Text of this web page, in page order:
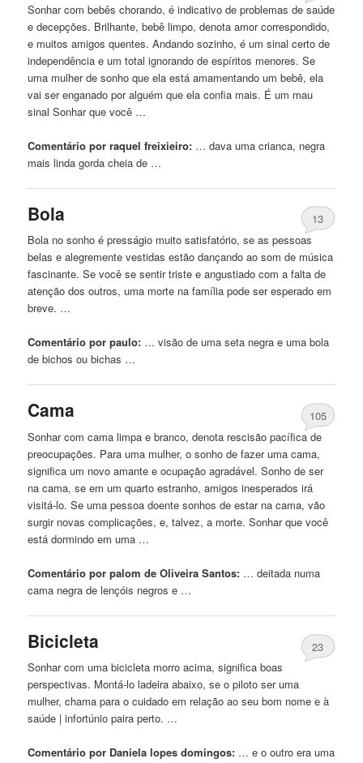
Sonhar com bebês chorando, é indicativo de problemas de saúde
e decepções. Brilhante, bebê limpo, denota amor correspondido,
e muitos amigos quentes. Andando sozinho, é um sinal certo de
independência e um total ignorando de espíritos menores. Se
uma mulher de sonho que ela está amamentando um bebê, ela
vai ser enganado por alguém que ela confia mais. É um mau
sinal Sonhar que você …
Comentário por raquel freixieiro: … dava uma crianca, negra
mais linda gorda cheia de …
Bola
13
Bola no sonho é presságio muito satisfatório, se as pessoas
belas e alegremente vestidas estão dançando ao som de música
fascinante. Se você se sentir triste e angustiado com a falta de
atenção dos outros, uma morte na família pode ser esperado em
breve. …
Comentário por paulo: … visão de uma seta negra e uma bola
de bichos ou bichas …
Cama
105
Sonhar com cama limpa e branco, denota rescisão pacífica de
preocupações. Para uma mulher, o sonho de fazer uma cama,
significa um novo amante e ocupação agradável. Sonho de ser
na cama, se em um quarto estranho, amigos inesperados irá
visitá-lo. Se uma pessoa doente sonhos de estar na cama, vão
surgir novas complicações, e, talvez, a morte. Sonhar que você
está dormindo em uma …
Comentário por palom de Oliveira Santos: … deitada numa
cama negra de lençóis negros e …
Bicicleta
23
Sonhar com uma bicicleta morro acima, significa boas
perspectivas. Montá-lo ladeira abaixo, se o piloto ser uma
mulher, chama para o cuidado em relação ao seu bom nome e à
saúde | infortúnio paira perto. …
Comentário por Daniela lopes domingos: … e o outro era uma